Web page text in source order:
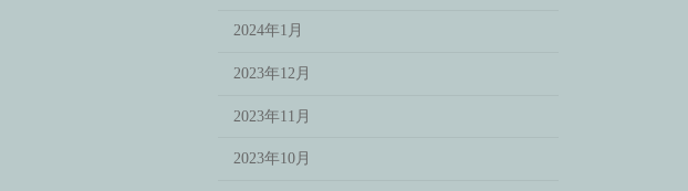
2024年1月
2023年12月
2023年11月
2023年10月